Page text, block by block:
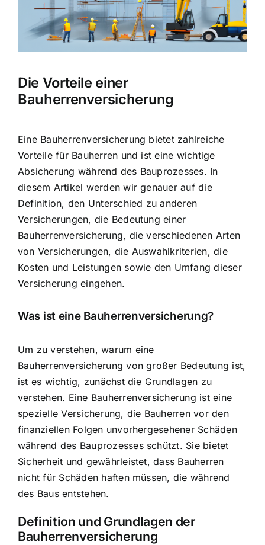
Hausratversicherung
Berufsunfähigkeitsversicherung
Weitere Tarifvergleiche
Die Vorteile einer
Bauherrenversicherung
Eine Bauherrenversicherung bietet zahlreiche
Vorteile für Bauherren und ist eine wichtige
Absicherung während des Bauprozesses. In
diesem Artikel werden wir genauer auf die
Definition, den Unterschied zu anderen
Versicherungen, die Bedeutung einer
Bauherrenversicherung, die verschiedenen Arten
von Versicherungen, die Auswahlkriterien, die
Kosten und Leistungen sowie den Umfang dieser
Versicherung eingehen.
Was ist eine Bauherrenversicherung?
Um zu verstehen, warum eine
Bauherrenversicherung von großer Bedeutung ist,
ist es wichtig, zunächst die Grundlagen zu
verstehen. Eine Bauherrenversicherung ist eine
spezielle Versicherung, die Bauherren vor den
finanziellen Folgen unvorhergesehener Schäden
während des Bauprozesses schützt. Sie bietet
Sicherheit und gewährleistet, dass Bauherren
nicht für Schäden haften müssen, die während
des Baus entstehen.
Definition und Grundlagen der
Bauherrenversicherung